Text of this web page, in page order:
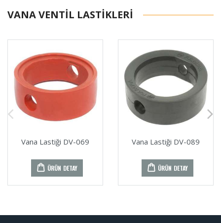
VANA VENTIL LASTIKLERI
Vana Lastiği DV-069
ÜRÜN DETAY
Vana Lastiği DV-089
ÜRÜN DETAY